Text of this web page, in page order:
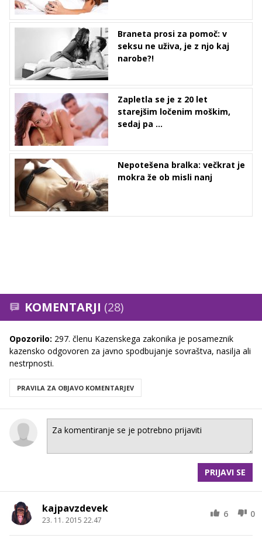
Braneta prosi za pomoč: v
seksu ne uživa, je z njo kaj
narobe?!
Zapletla se je z 20 let
starejšim ločenim moškim,
sedaj pa ...
Nepotešena bralka: večkrat je
mokra že ob misli nanj
KOMENTARJI (28)
Opozorilo: 297. členu Kazenskega zakonika je posameznik
kazensko odgovoren za javno spodbujanje sovraštva, nasilja ali
nestrpnosti.
PRAVILA ZA OBJAVO KOMENTARJEV
PRIJAVI SE
kajpavzdevek
23. 11. 2015 22.47
6 0